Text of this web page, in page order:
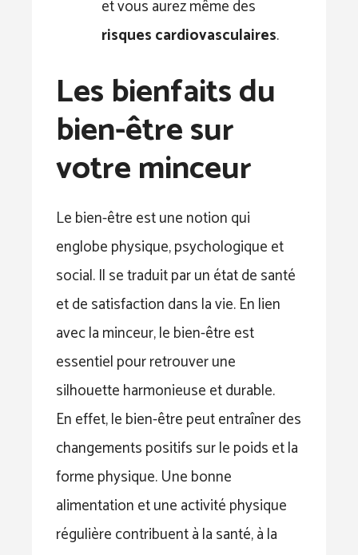
et vous aurez même des
risques cardiovasculaires.
Les bienfaits du
bien-être sur
votre minceur
Le bien-être est une notion qui
englobe physique, psychologique et
social. Il se traduit par un état de santé
et de satisfaction dans la vie. En lien
avec la minceur, le bien-être est
essentiel pour retrouver une
silhouette harmonieuse et durable.
En effet, le bien-être peut entraîner des
changements positifs sur le poids et la
forme physique. Une bonne
alimentation et une activité physique
régulière contribuent à la santé, à la